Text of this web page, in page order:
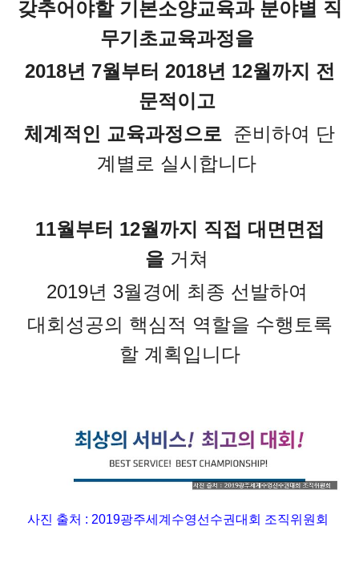
갖추어야할 기본소양교육과 분야별 직
무기초교육과정을
2018년 7월부터 2018년 12월까지 전
문적이고
체계적인 교육과정으로 준비하여 단
계별로 실시합니다
11월부터 12월까지 직접 대면면접
을 거쳐
2019년 3월경에 최종 선발하여
대회성공의 핵심적 역할을 수행토록
할 계획입니다
사진 출처 : 2019광주세계수영선수권대회 조직위원회